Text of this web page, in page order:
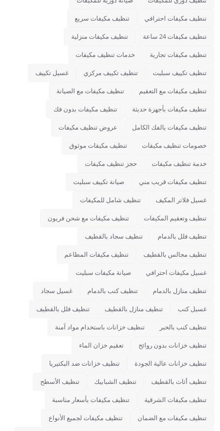
تنظيف مكيفات احترافي تنظيف مكيفات سريع
تنظيف مكيفات 24 ساعة تنظيف مكيفات منزلية
تنظيف مكيفات تجارية خدمات تنظيف مكيفات
تنظيف تكييف سبليت تنظيف تكييف مركزي غسيل تكييف
تنظيف مكيفات مع التعقيم تنظيف مكيفات مع الصيانة
تنظيف مكيفات بأجهزة حديثة تنظيف مكيفات بدون فك
تنظيف مكيفات بالفك الكامل عروض تنظيف مكيفات
خصومات تنظيف مكيفات تنظيف مكيفات موثوق
خدمة تنظيف مكيفات حجز تنظيف مكيفات
تنظيف مكيفات قريب مني صيانة تكييف سبليت
غسيل فلاتر المكيف تنظيف شامل للمكيفات
تنظيف وتعقيم المكيفات تنظيف مكيفات مع شحن فريون
تنظيف فلل بالدمام تنظيف سجاد بالقطيف
تنظيف مجالس بالقطيف تنظيف مكيفات المطاعم
غسيل مكيفات احترافي صيانة مكيفات سبليت
تنظيف منازل بالدمام تنظيف كنب بالدمام غسيل سجاد
غسيل كنب تنظيف منازل بالقطيف تنظيف فلل بالقطيف
تنظيف كنب بالخبر تنظيف خزانات باستخدام مواد آمنة
تنظيف خزانات بدون روائح تعقيم خزان الماء
تنظيف خزانات عالية الجودة تنظيف خزانات ضد البكتيريا
تنظيف أثاث بالقطيف تنظيف الشبابيك تنظيف الأسطح
تنظيف مكيفات الشرقية تنظيف مكيفات بأسعار مناسبة
تنظيف مكيفات مع الضمان تنظيف مكيفات لجميع الأنواع